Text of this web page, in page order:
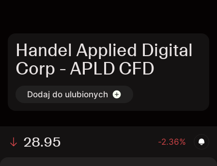
Handel Applied Digital
Corp - APLD CFD
Dodaj do ulubionych
28.95 -2.36%